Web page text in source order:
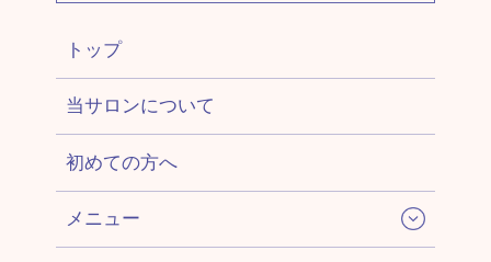
トップ
当サロンについて
初めての方へ
メニュー